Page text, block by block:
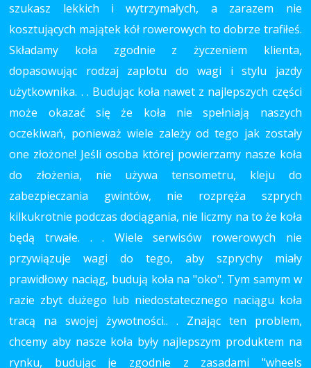
szukasz lekkich i wytrzymałych, a zarazem nie
kosztujących majątek kół rowerowych to dobrze trafiłeś.
Składamy koła zgodnie z życzeniem klienta,
dopasowując rodzaj zaplotu do wagi i stylu jazdy
użytkownika. . . Budując koła nawet z najlepszych części
może okazać się że koła nie spełniają naszych
oczekiwań, ponieważ wiele zależy od tego jak zostały
one złożone! Jeśli osoba której powierzamy nasze koła
do złożenia, nie używa tensometru, kleju do
zabezpieczania gwintów, nie rozpręża szprych
kilkukrotnie podczas dociągania, nie liczmy na to że koła
będą trwałe. . . Wiele serwisów rowerowych nie
przywiązuje wagi do tego, aby szprychy miały
prawidłowy naciąg, budują koła na "oko". Tym samym w
razie zbyt dużego lub niedostatecznego naciągu koła
tracą na swojej żywotności.. . Znając ten problem,
chcemy aby nasze koła były najlepszym produktem na
rynku, budując je zgodnie z zasadami "wheels